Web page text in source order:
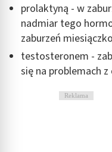
prolaktyną - w
nadmiar tego
zaburzeń
testosteronem -
się na problemach
Reklama